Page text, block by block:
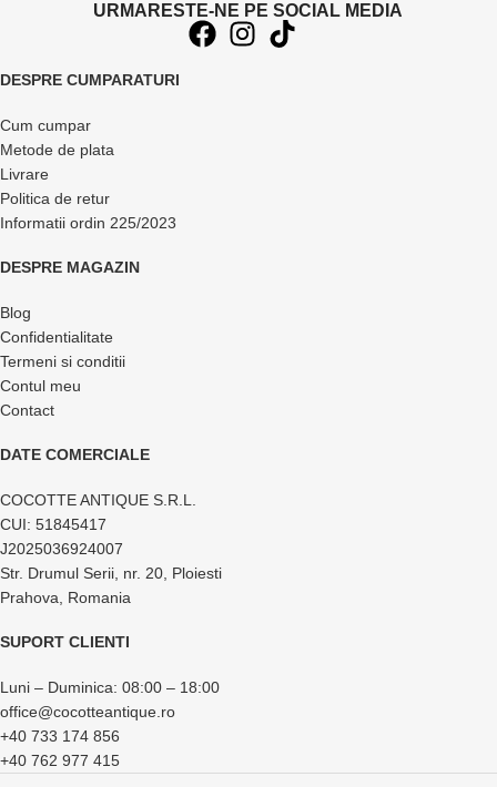
URMARESTE-NE PE SOCIAL MEDIA
DESPRE CUMPARATURI
Cum cumpar
Metode de plata
Livrare
Politica de retur
Informatii ordin 225/2023
DESPRE MAGAZIN
Blog
Confidentialitate
Termeni si conditii
Contul meu
Contact
DATE COMERCIALE
COCOTTE ANTIQUE S.R.L.
CUI: 51845417
J2025036924007
Str. Drumul Serii, nr. 20, Ploiesti
Prahova, Romania
SUPORT CLIENTI
Luni – Duminica: 08:00 – 18:00
office@cocotteantique.ro
+40 733 174 856
+40 762 977 415